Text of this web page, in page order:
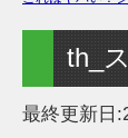
th_
最終更新日: